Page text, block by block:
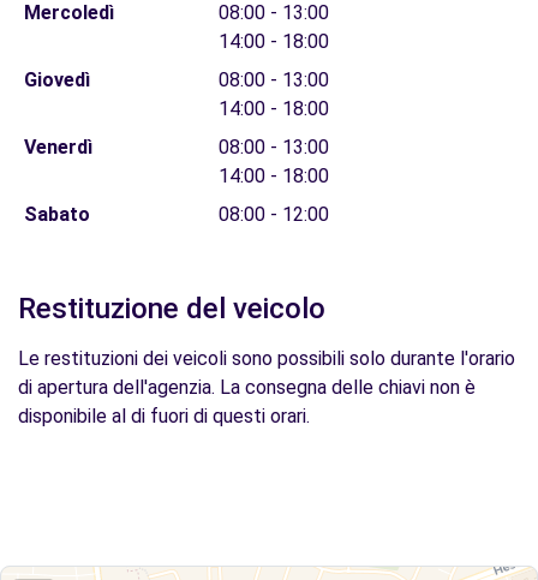
Mercoledì
08:00 - 13:00
14:00 - 18:00
Giovedì
08:00 - 13:00
14:00 - 18:00
Venerdì
08:00 - 13:00
14:00 - 18:00
Sabato
08:00 - 12:00
Restituzione del veicolo
Le restituzioni dei veicoli sono possibili solo durante l'orario
di apertura dell'agenzia. La consegna delle chiavi non è
disponibile al di fuori di questi orari.